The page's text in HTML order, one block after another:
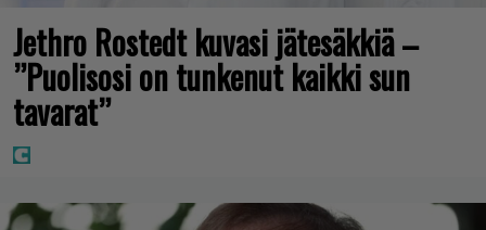
Jethro Rostedt kuvasi jätesäkkiä –
”Puolisosi on tunkenut kaikki sun
tavarat”